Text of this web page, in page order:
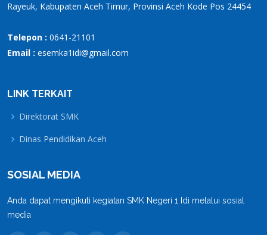
Rayeuk, Kabupaten Aceh Timur, Provinsi Aceh Kode Pos 24454
Telepon : 0641-21101
Email : esemka1idi@gmail.com
LINK TERKAIT
Direktorat SMK
Dinas Pendidikan Aceh
SOSIAL MEDIA
Anda dapat mengikuti kegiatan SMK Negeri 1 Idi melalui sosial
media